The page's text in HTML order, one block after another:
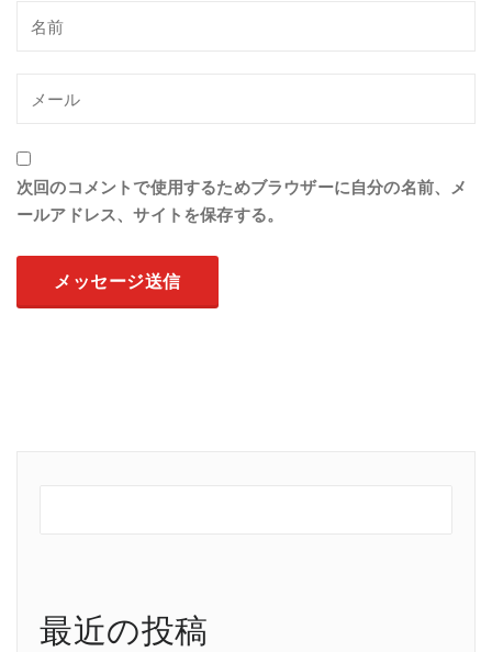
次回のコメントで使用するためブラウザーに自分の名前、メ
ールアドレス、サイトを保存する。
最近の投稿